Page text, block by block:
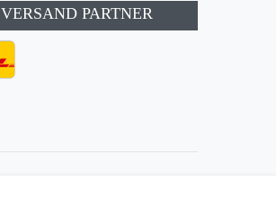
VERSAND PARTNER